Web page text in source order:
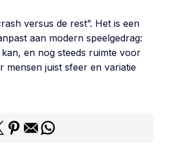
versus de rest”. Het is een
aan modern speelgedrag:
en nog steeds ruimte voor
mensen juist sfeer en variatie